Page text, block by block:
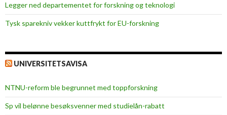
a
n
g
a
d
s
Legger ned departementet for forskning og teknologi
Tysk sparekniv vekker kuttfrykt for EU-forskning
UNIVERSITETSAVISA
NTNU-reform ble begrunnet med toppforskning
Sp vil belønne besøksvenner med studielån-rabatt